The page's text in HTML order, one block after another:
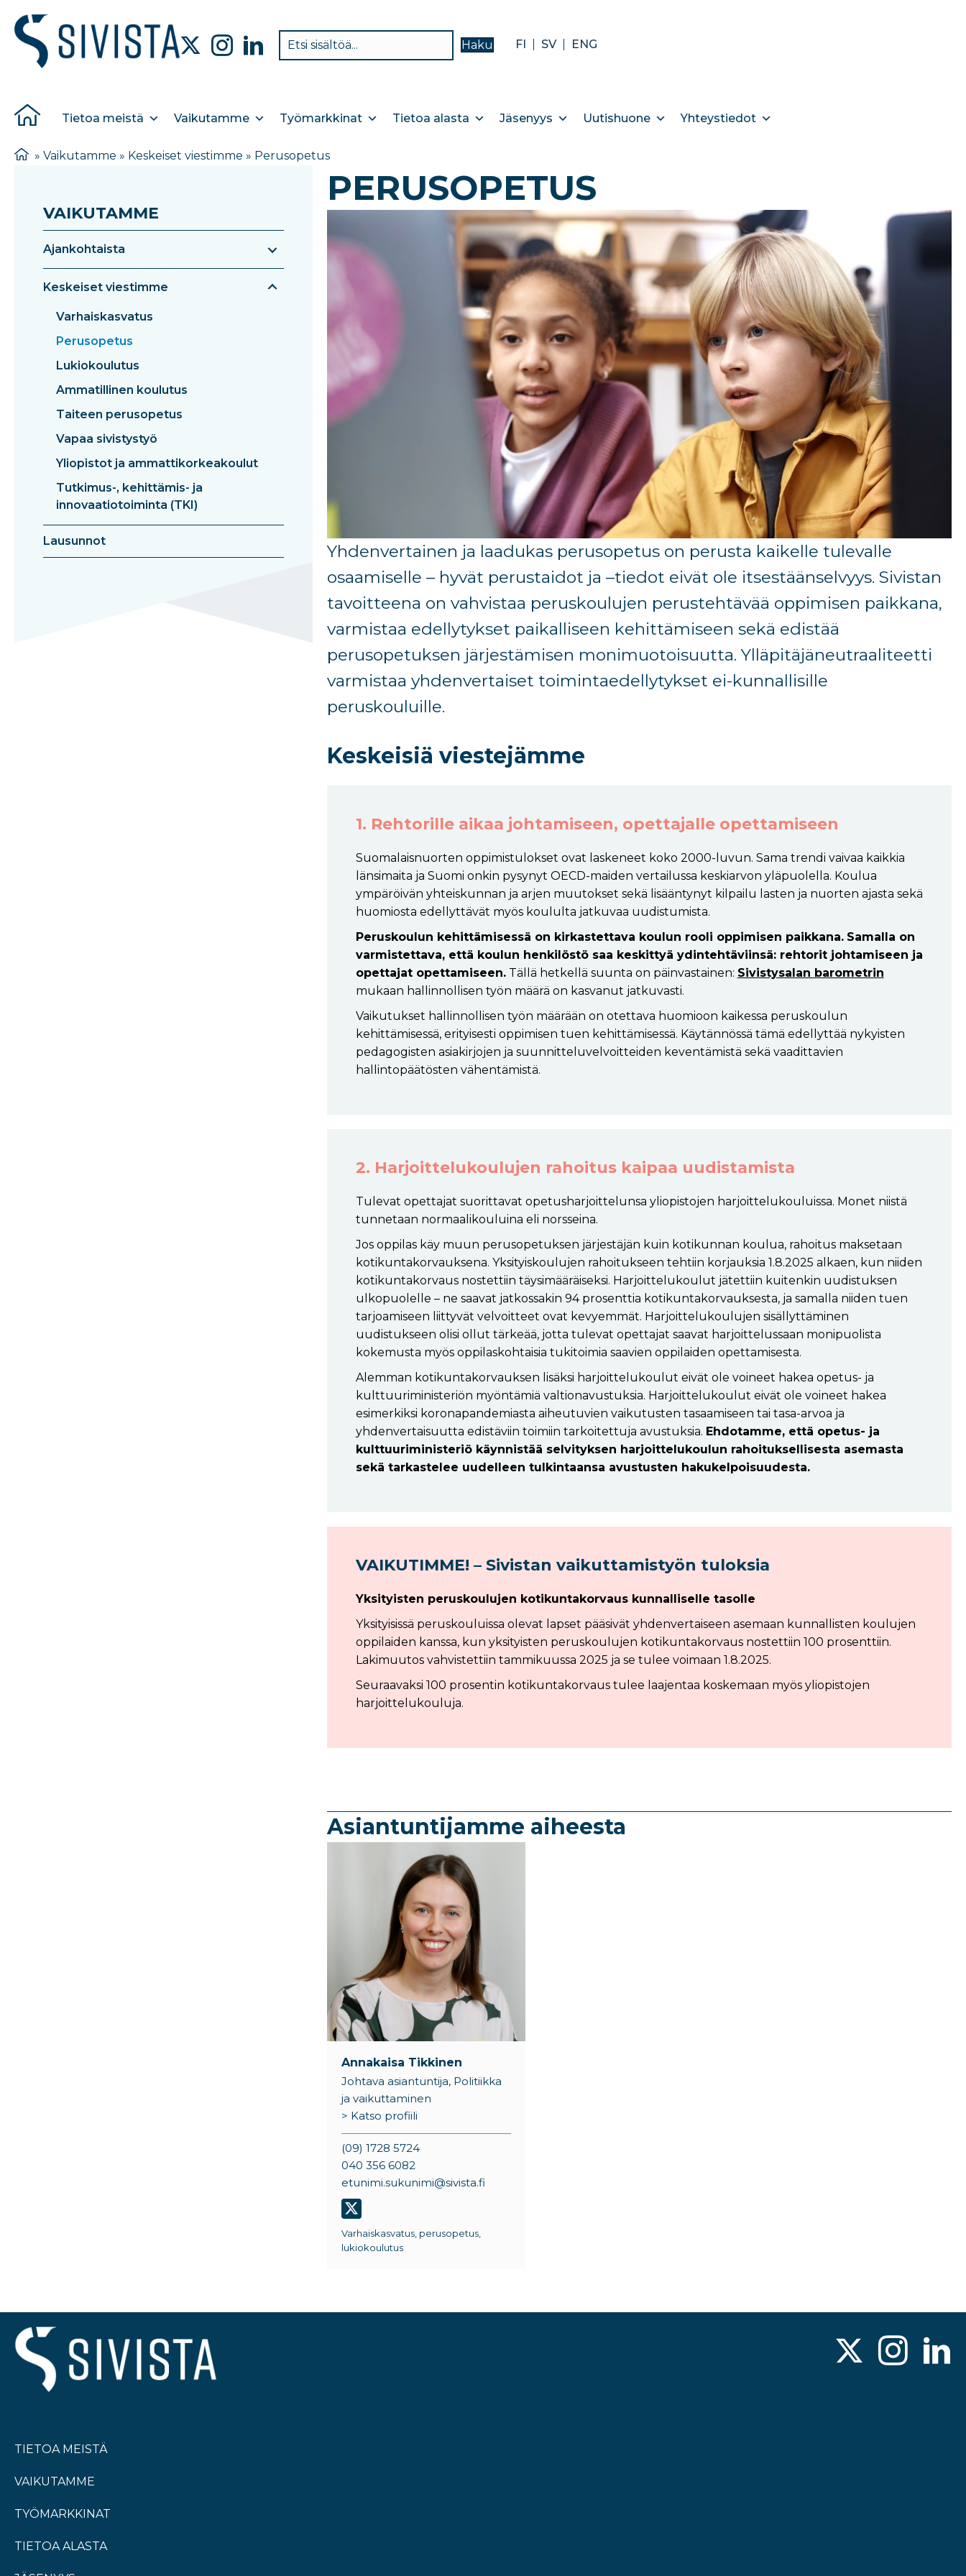
Haku FI SV ENG
Tietoa meistä Vaikutamme Työmarkkinat Tietoa alasta Jäsenyys Uutishuone Yhteystiedot
» Vaikutamme » Keskeiset viestimme » Perusopetus
VAIKUTAMME
Ajankohtaista
Keskeiset viestimme
Varhaiskasvatus
Perusopetus
Lukiokoulutus
Ammatillinen koulutus
Taiteen perusopetus
Vapaa sivistystyö
Yliopistot ja ammattikorkeakoulut
Tutkimus-, kehittämis- ja
innovaatiotoiminta (TKI)
Lausunnot
PERUSOPETUS
Yhdenvertainen ja laadukas perusopetus on perusta kaikelle tulevalle
osaamiselle – hyvät perustaidot ja –tiedot eivät ole itsestäänselvyys. Sivistan
tavoitteena on vahvistaa peruskoulujen perustehtävää oppimisen paikkana,
varmistaa edellytykset paikalliseen kehittämiseen sekä edistää
perusopetuksen järjestämisen monimuotoisuutta.Ylläpitäjäneutraaliteetti
varmistaa yhdenvertaiset toimintaedellytykset ei-kunnallisille
peruskouluille.
Keskeisiä viestejämme
1. Rehtorille aikaa johtamiseen, opettajalle opettamiseen
Suomalaisnuorten oppimistulokset ovat laskeneet koko 2000-luvun. Sama trendi vaivaa kaikkia
länsimaita ja Suomi onkin pysynyt OECD-maiden vertailussa keskiarvon yläpuolella. Koulua
ympäröivän yhteiskunnan ja arjen muutokset sekä lisääntynyt kilpailu lasten ja nuorten ajasta sekä
huomiosta edellyttävät myös koululta jatkuvaa uudistumista.
Peruskoulun kehittämisessä on kirkastettava koulun rooli oppimisen paikkana. Samalla on
varmistettava, että koulun henkilöstö saa keskittyä ydintehtäviinsä: rehtorit johtamiseen ja
opettajat opettamiseen.Tällä hetkellä suunta on päinvastainen: Sivistysalan barometrin
mukaan hallinnollisen työn määrä on kasvanut jatkuvasti.
Vaikutukset hallinnollisen työn määrään on otettava huomioon kaikessa peruskoulun
kehittämisessä, erityisesti oppimisen tuen kehittämisessä. Käytännössä tämä edellyttää nykyisten
pedagogisten asiakirjojen ja suunnitteluvelvoitteiden keventämistä sekä vaadittavien
hallintopäätösten vähentämistä.
2. Harjoittelukoulujen rahoitus kaipaa uudistamista
Tulevat opettajat suorittavat opetusharjoittelunsa yliopistojen harjoittelukouluissa. Monet niistä
tunnetaan normaalikouluina eli norsseina.
Jos oppilas käy muun perusopetuksen järjestäjän kuin kotikunnan koulua, rahoitus maksetaan
kotikuntakorvauksena. Yksityiskoulujen rahoitukseen tehtiin korjauksia 1.8.2025 alkaen, kun niiden
kotikuntakorvaus nostettiin täysimääräiseksi. Harjoittelukoulut jätettiin kuitenkin uudistuksen
ulkopuolelle – ne saavat jatkossakin 94 prosenttia kotikuntakorvauksesta, ja samalla niiden tuen
tarjoamiseen liittyvät velvoitteet ovat kevyemmät. Harjoittelukoulujen sisällyttäminen
uudistukseen olisi ollut tärkeää, jotta tulevat opettajat saavat harjoittelussaan monipuolista
kokemusta myös oppilaskohtaisia tukitoimia saavien oppilaiden opettamisesta.
Alemman kotikuntakorvauksen lisäksi harjoittelukoulut eivät ole voineet hakea opetus- ja
kulttuuriministeriön myöntämiä valtionavustuksia. Harjoittelukoulut eivät ole voineet hakea
esimerkiksi koronapandemiasta aiheutuvien vaikutusten tasaamiseen tai tasa-arvoa ja
yhdenvertaisuutta edistäviin toimiin tarkoitettuja avustuksia. Ehdotamme, että opetus- ja
kulttuuriministeriö käynnistää selvityksen harjoittelukoulun rahoituksellisesta asemasta
sekä tarkastelee uudelleen tulkintaansa avustusten hakukelpoisuudesta.
VAIKUTIMME! – Sivistan vaikuttamistyön tuloksia
Yksityisten peruskoulujen kotikuntakorvaus kunnalliselle tasolle
Yksityisissä peruskouluissa olevat lapset pääsivät yhdenvertaiseen asemaan kunnallisten koulujen
oppilaiden kanssa, kun yksityisten peruskoulujen kotikuntakorvaus nostettiin 100 prosenttiin.
Lakimuutos vahvistettiin tammikuussa 2025 ja se tulee voimaan 1.8.2025.
Seuraavaksi 100 prosentin kotikuntakorvaus tulee laajentaa koskemaan myös yliopistojen
harjoittelukouluja.
Asiantuntijamme aiheesta
Annakaisa Tikkinen
Johtava asiantuntija, Politiikka
ja vaikuttaminen
> Katso profiili
(09) 1728 5724
040 356 6082
etunimi.sukunimi@sivista.fi
Varhaiskasvatus, perusopetus,
lukiokoulutus
TIETOA MEISTÄ
VAIKUTAMME
TYÖMARKKINAT
TIETOA ALASTA